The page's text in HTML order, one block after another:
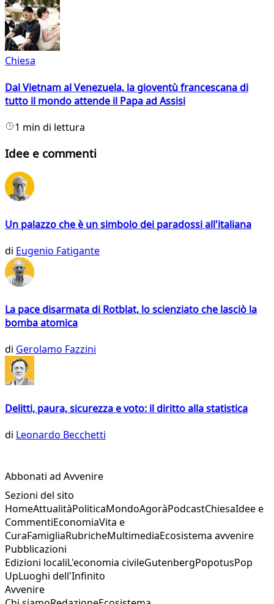
Chiesa
Dal Vietnam al Venezuela, la gioventù francescana di
tutto il mondo attende il Papa ad Assisi
1 min di lettura
Idee e commenti
Un palazzo che è un simbolo dei paradossi all'italiana
di Eugenio Fatigante
La pace disarmata di Rotblat, lo scienziato che lasciò la
bomba atomica
di Gerolamo Fazzini
Delitti, paura, sicurezza e voto: il diritto alla statistica
di Leonardo Becchetti
Abbonati ad Avvenire
Sezioni del sito
HomeAttualitàPoliticaMondoAgoràPodcastChiesaIdee e
CommentiEconomiaVita e
CuraFamigliaRubricheMultimediaEcosistema avvenire
Pubblicazioni
Edizioni localiL'economia civileGutenbergPopotusPop
UpLuoghi dell'Infinito
Avvenire